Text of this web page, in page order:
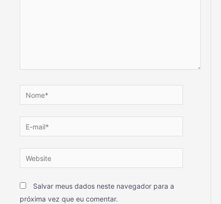
Salvar meus dados neste navegador para a
próxima vez que eu comentar.